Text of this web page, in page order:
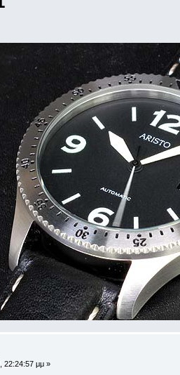
22:24:57 μμ »